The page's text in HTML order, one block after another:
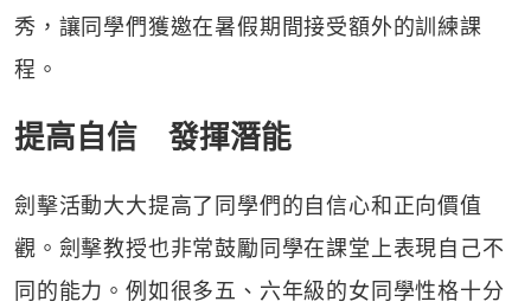
秀，讓同學們獲邀在暑假期間接受額外的訓練課
程。
提高自信 發揮潛能
劍擊活動大大提高了同學們的自信心和正向價值
觀。劍擊教授也非常鼓勵同學在課堂上表現自己不
同的能力。例如很多五、六年級的女同學性格十分